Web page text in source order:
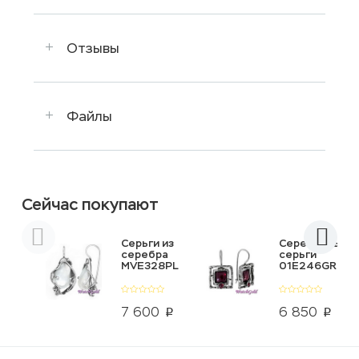
Отзывы
Файлы
Сейчас покупают
7 600 p
Серьги из
серебра
MVE328PL
6 850 p
Серебряные
серьги
01E246GR